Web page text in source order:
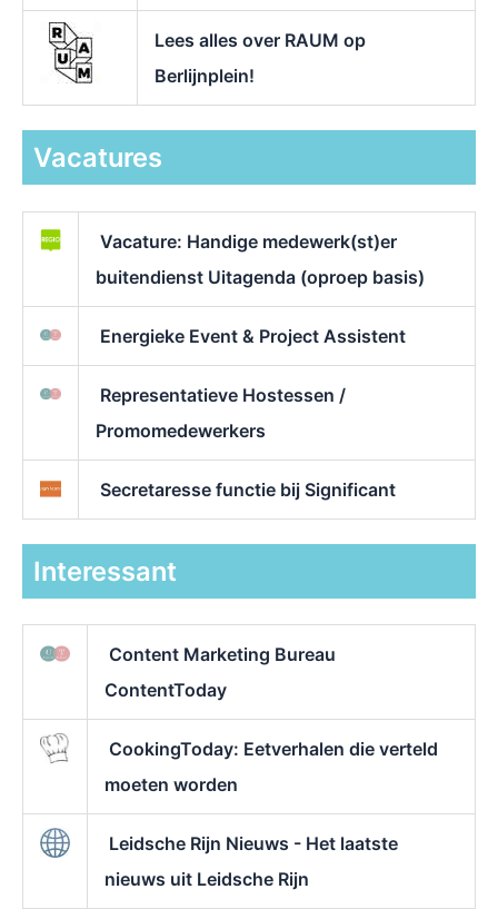
Lees alles over RAUM op
Berlijnplein!
Vacatures
Vacature: Handige medewerk(st)er
buitendienst Uitagenda (oproep basis)
Energieke Event & Project Assistent
Representatieve Hostessen /
Promomedewerkers
Secretaresse functie bij Significant
Interessant
Content Marketing Bureau
ContentToday
CookingToday: Eetverhalen die verteld
moeten worden
Leidsche Rijn Nieuws - Het laatste
nieuws uit Leidsche Rijn